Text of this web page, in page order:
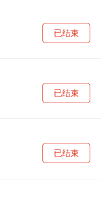
已结束
已结束
已结束